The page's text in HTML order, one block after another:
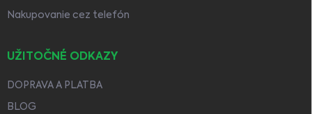
Nakupovanie cez telefón
UŽITOČNÉ ODKAZY
DOPRAVA A PLATBA
BLOG